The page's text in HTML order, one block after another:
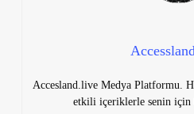
Accesland.live Medya Platformu.
etkili içeriklerle senin için